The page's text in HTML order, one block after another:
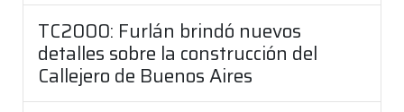
TC2000: Furlán brindó nuevos
detalles sobre la construcción del
Callejero de Buenos Aires